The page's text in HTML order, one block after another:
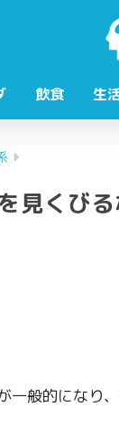
飲食 生
見くび
一般的になり、